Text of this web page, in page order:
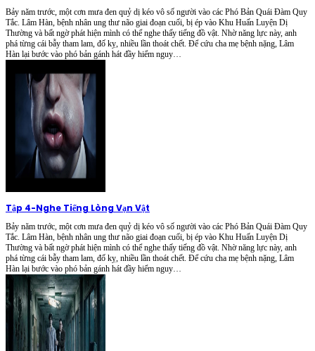
Bảy năm trước, một cơn mưa đen quỷ dị kéo vô số người vào các Phó Bản Quái Đàm Quy
Tắc. Lâm Hàn, bệnh nhân ung thư não giai đoạn cuối, bị ép vào Khu Huấn Luyện Dị
Thường và bất ngờ phát hiện mình có thể nghe thấy tiếng đồ vật. Nhờ năng lực này, anh
phá từng cái bẫy tham lam, đố kỵ, nhiều lần thoát chết. Để cứu cha mẹ bệnh nặng, Lâm
Hàn lại bước vào phó bản gánh hát đầy hiểm nguy…
Tập 4-Nghe Tiếng Lòng Vạn Vật
Bảy năm trước, một cơn mưa đen quỷ dị kéo vô số người vào các Phó Bản Quái Đàm Quy
Tắc. Lâm Hàn, bệnh nhân ung thư não giai đoạn cuối, bị ép vào Khu Huấn Luyện Dị
Thường và bất ngờ phát hiện mình có thể nghe thấy tiếng đồ vật. Nhờ năng lực này, anh
phá từng cái bẫy tham lam, đố kỵ, nhiều lần thoát chết. Để cứu cha mẹ bệnh nặng, Lâm
Hàn lại bước vào phó bản gánh hát đầy hiểm nguy…